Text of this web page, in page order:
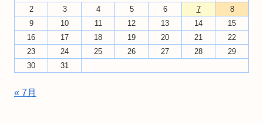
2
3 4 5 6 7
8
9
10 11 12 13 14
15
16
17 18 19 20 21
22
23
24 25 26 27 28
29
30
31
« 7月